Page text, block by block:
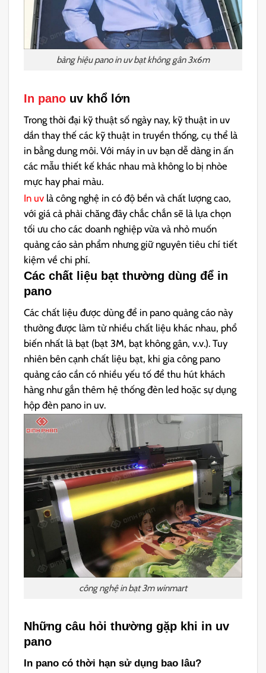
bảng hiệu pano in uv bạt không gân 3x6m
In pano uv khổ lớn
Trong thời đại kỹ thuật số ngày nay, kỹ thuật in uv
dần thay thế các kỹ thuật in truyền thống, cụ thể là
in bằng dung môi. Với máy in uv bạn dễ dàng in ấn
các mẫu thiết kế khác nhau mà không lo bị nhòe
mực hay phai màu.
In uv là công nghệ in có độ bền và chất lượng cao,
với giá cả phải chăng đây chắc chắn sẽ là lựa chọn
tối ưu cho các doanh nghiệp vừa và nhỏ muốn
quảng cáo sản phẩm nhưng giữ nguyên tiêu chí tiết
kiệm về chi phí.
Các chất liệu bạt thường dùng để in
pano
Các chất liệu được dùng để in pano quảng cáo này
thường được làm từ nhiều chất liệu khác nhau, phổ
biến nhất là bạt (bạt 3M, bạt không gân, v.v.). Tuy
nhiên bên cạnh chất liệu bạt, khi gia công pano
quảng cáo cần có nhiều yếu tố để thu hút khách
hàng như gắn thêm hệ thống đèn led hoặc sự dụng
hộp đèn pano in uv.
công nghệ in bạt 3m winmart
Những câu hỏi thường gặp khi in uv
pano
In pano có thời hạn sử dụng bao lâu?